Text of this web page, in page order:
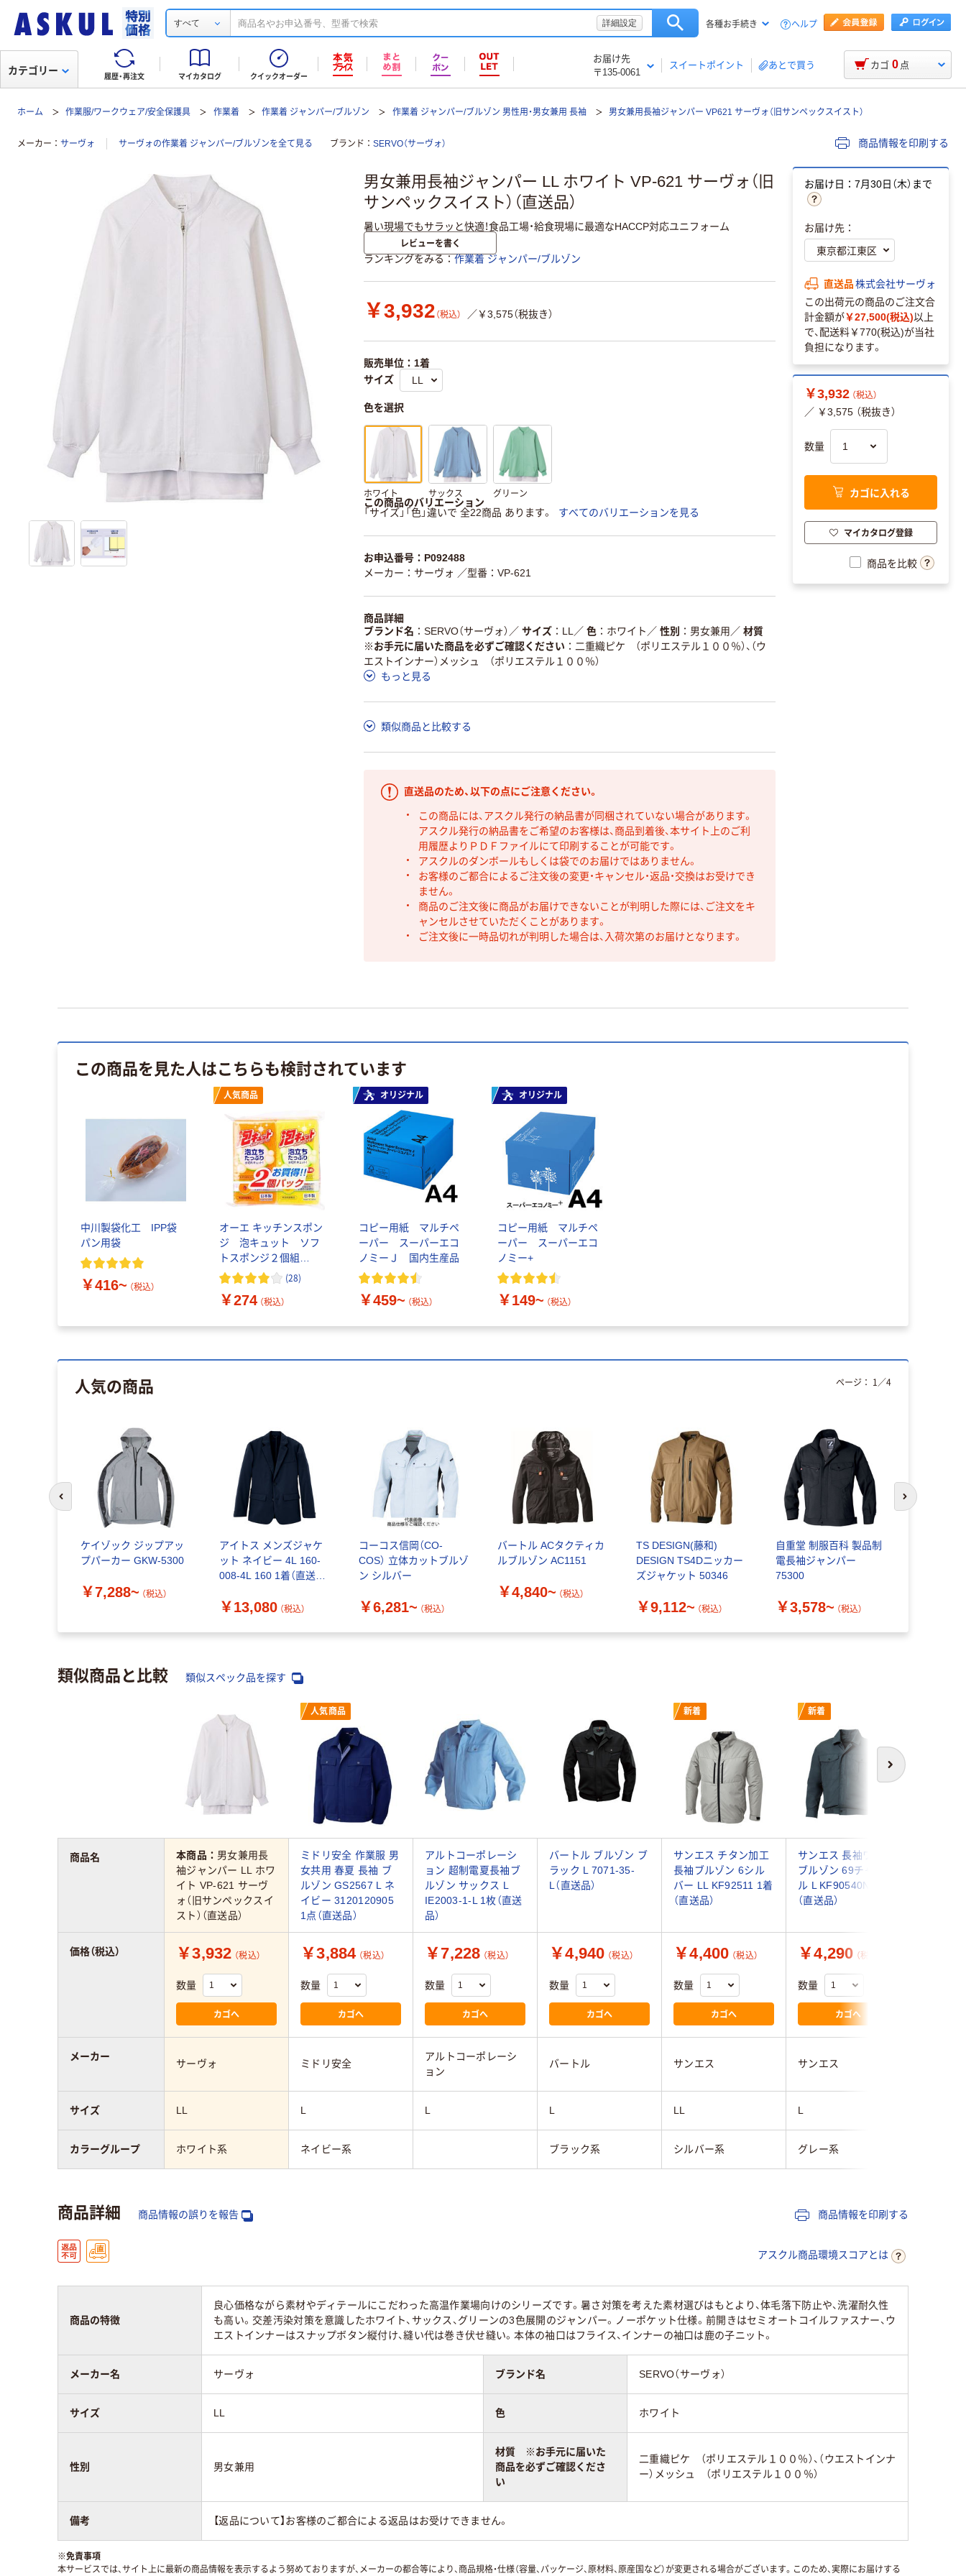
すべて 詳細設定 各種お手続き ヘルプ
履歴・再注文 マイカタログ クイックオーダー
お届け先
〒135-0061
スイートポイント あとで買う
カテゴリー カゴ 0 点
ホーム 作業服/ワークウェア/安全保護具 作業着 作業着 ジャンパー/ブルゾン 作業着 ジャンパー/ブルゾン 男性用・男女兼用 長袖 男女兼用長袖ジャンパー VP621 サーヴォ（旧サンペックスイスト）
メーカー サーヴォ サーヴォの作業着 ジャンパー/ブルゾンを全て見る ブランド SERVO（サーヴォ） 商品情報を印刷する
男女兼用長袖ジャンパー LL ホワイト VP-621 サーヴォ（旧
サンペックスイスト）（直送品）
暑い現場でもサラッと快適！食品工場・給食現場に最適なHACCP対応ユニフォーム
レビューを書く
ランキングをみる 作業着 ジャンパー/ブルゾン
￥3,932 （税込） ／￥3,575（税抜き）
販売単位：1着
サイズ
色を選択
ホワイト サックス グリーン
この商品のバリエーション
「サイズ」「色」違いで 全22商品 あります。
すべてのバリエーションを見る
お申込番号：P092488
メーカー：サーヴォ ／型番：VP-621
商品詳細
ブランド名
SERVO（サーヴォ） ／ サイズ LL ／ 色 ホワイト ／ 性別 男女兼用 ／ 材質
※お手元に届いた商品を必ずご確認ください
二重織ピケ （ポリエステル１００％）、（ウ
エストインナー）メッシュ （ポリエステル１００％）
もっと見る
類似商品と比較する
直送品のため、以下の点にご注意ください。
この商品には、アスクル発行の納品書が同梱されていない場合があります。
アスクル発行の納品書をご希望のお客様は、商品到着後、本サイト上のご利
用履歴よりＰＤＦファイルにて印刷することが可能です。
アスクルのダンボールもしくは袋でのお届けではありません。
お客様のご都合によるご注文後の変更・キャンセル・返品・交換はお受けでき
ません。
商品のご注文後に商品がお届けできないことが判明した際には、ご注文をキ
ャンセルさせていただくことがあります。
ご注文後に一時品切れが判明した場合は、入荷次第のお届けとなります。
お届け日：7月30日（木）まで
お届け先：
直送品株式会社サーヴォ
この出荷元の商品のご注文合
計金額が￥27,500(税込)以上
で、配送料￥770(税込)が当社
負担になります。
￥3,932 （税込）
／ ￥3,575 （税抜き）
数量
カゴに入れる
マイカタログ登録
商品を比較
この商品を見た人はこちらも検討されています
中川製袋化工 IPP袋
パン用袋
￥416~ （税込）
人気商品
オーエ キッチンスポン
ジ 泡キュット ソフ
トスポンジ２個組
50980 1セット（2個）
(28)
￥274 （税込）
オリジナル
コピー用紙 マルチペ
ーパー スーパーエコ
ノミーＪ 国内生産品
￥459~ （税込）
オリジナル
コピー用紙 マルチペ
ーパー スーパーエコ
ノミー+
￥149~ （税込）
人気の商品
ケイゾック ジップアッ
プパーカー GKW-5300
￥7,288~ （税込）
アイトス メンズジャケ
ット ネイビー 4L 160-
008-4L 160 1着（直送
￥13,080 （税込）
コーコス信岡（CO-
COS） 立体カットブルゾ
ン シルバー
￥6,281~ （税込）
バートル ACタクティカ
ルブルゾン AC1151
￥4,840~ （税込）
TS DESIGN(藤和)
DESIGN TS4Dニッカー
ズジャケット 50346
￥9,112~ （税込）
自重堂 制服百科 製品制
電長袖ジャンパー
75300
￥3,578~ （税込）
ページ： 1 ／4
前のスライドへ 次のスライド
類似商品と比較 類似スペック品を探す
次へ
人気商品 新着 新着
本商品： 男女兼用長
袖ジャンパー LL ホワ
イト VP-621 サーヴ
ォ（旧サンペックスイ
スト）（直送品）
ミドリ安全 作業服 男
女共用 春夏 長袖 ブ
ルゾン GS2567 L ネ
イビー 3120120905
1点（直送品）
アルトコーポレーシ
ョン 超制電夏長袖ブ
ルゾン サックス L
IE2003-1-L 1枚（直送
品）
バートル ブルゾン ブ
ラック L 7071-35-
L（直送品）
サンエス チタン加工
長袖ブルゾン 6シル
バー LL KF92511 1着
（直送品）
サンエス 長袖ワーク
ブルゾン 69チャコー
ル L KF90540N 1着
（直送品）
￥3,932 （税込）
数量
カゴへ
￥3,884 （税込）
数量
カゴへ
￥7,228 （税込）
数量
カゴへ
￥4,940 （税込）
数量
カゴへ
￥4,400 （税込）
数量
カゴへ
￥4,290 （税込）
数量
カゴへ
サーヴォ ミドリ安全
アルトコーポレーシ
ョン
バートル サンエス サンエス
LL L L L LL L
ホワイト系 ネイビー系 ブラック系 シルバー系 グレー系
商品名
価格（税込）
メーカー
サイズ
カラーグループ
商品詳細 商品情報の誤りを報告 商品情報を印刷する
アスクル商品環境スコアとは
商品の特徴
良心価格ながら素材やディテールにこだわった高温作業場向けのシリーズです。暑さ対策を考えた素材選びはもとより、体毛落下防止や、洗濯耐久性
も高い。交差汚染対策を意識したホワイト、サックス、グリーンの3色展開のジャンパー。ノーポケット仕様。前開きはセミオートコイルファスナー、ウ
エストインナーはスナップボタン縦付け、縫い代は巻き伏せ縫い。本体の袖口はフライス、インナーの袖口は鹿の子ニット。
メーカー名 サーヴォ ブランド名 SERVO（サーヴォ）
サイズ LL 色 ホワイト
性別 男女兼用
材質 ※お手元に届いた
商品を必ずご確認くださ
い
二重織ピケ （ポリエステル１００％）、（ウエストインナ
ー）メッシュ （ポリエステル１００％）
備考 【返品について】お客様のご都合による返品はお受けできません。
※免責事項
本サービスでは、サイト上に最新の商品情報を表示するよう努めておりますが、メーカーの都合等により、商品規格・仕様（容量、パッケージ、原材料、原産国など）が変更される場合がございます。このため、実際にお届けする